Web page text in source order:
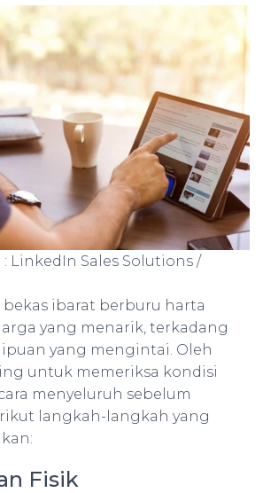
LinkedIn Sales Solutions /
ibarat berburu harta
yang menarik, terkadang
yang mengintai. Oleh
untuk memeriksa kondisi
menyeluruh sebelum
langkah-langkah yang
Fisik